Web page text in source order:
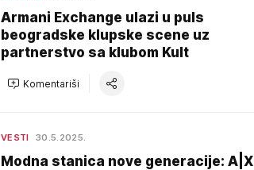
Armani Exchange ulazi u puls
beogradske klupske scene uz
partnerstvo sa klubom Kult
Komentariši
VESTI 30.5.2025.
Modna stanica nove generacije: A|X